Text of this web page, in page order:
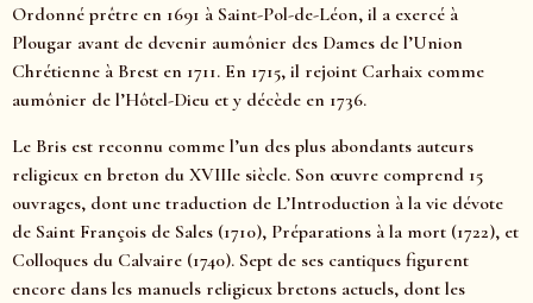
Ordonné prêtre en 1691 à Saint-Pol-de-Léon, il a exercé à
Plougar avant de devenir aumônier des Dames de l’Union
Chrétienne à Brest en 1711. En 1715, il rejoint Carhaix comme
aumônier de l’Hôtel-Dieu et y décède en 1736.
Le Bris est reconnu comme l’un des plus abondants auteurs
religieux en breton du XVIIIe siècle. Son œuvre comprend 15
ouvrages, dont une traduction de L’Introduction à la vie dévote
de Saint François de Sales (1710), Préparations à la mort (1722), et
Colloques du Calvaire (1740). Sept de ses cantiques figurent
encore dans les manuels religieux bretons actuels, dont les